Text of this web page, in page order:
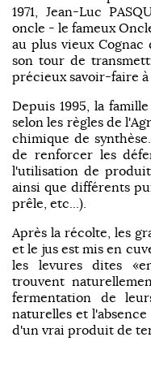
1971, Jean-Luc
oncle - le fameux
au plus vieux Cognac
son tour de
précieux savoir-faire à
Depuis 1995, la
selon les règles de
chimique de
de renforcer les
l'utilisation de
ainsi que différents
prêle, etc...).
Après la récolte, les
et le jus est mis en
les levures dites
trouvent
fermentation de
naturelles et
d'un vrai produit de